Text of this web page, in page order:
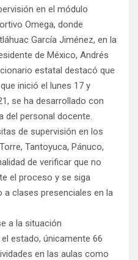
en el módulo
Omega, donde
García Jiménez, en la
de México, Andrés
estatal destacó que
inició el lunes 17 y
se ha desarrollado con
del personal docente.
de supervisión en los
Tantoyuca, Pánuco,
de verificar que no
el proceso y se siga
a clases presenciales en la
a la situación
estado, únicamente 66
en las aulas como